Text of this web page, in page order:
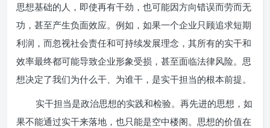
思想基础的人，即使再有干劲，也可能因方向错误而劳而无
功，甚至产生负面效应。例如，如果一个企业只顾追求短期
利润，而忽视社会责任和可持续发展理念，其所有的实干和
效率最终都可能导致企业形象受损，甚至面临法律风险。思
想决定了我们为什么干、为谁干，是实干担当的根本前提。
实干担当是政治思想的实践和检验。再先进的思想，如
果不能通过实干来落地，也只能是空中楼阁。思想的价值在